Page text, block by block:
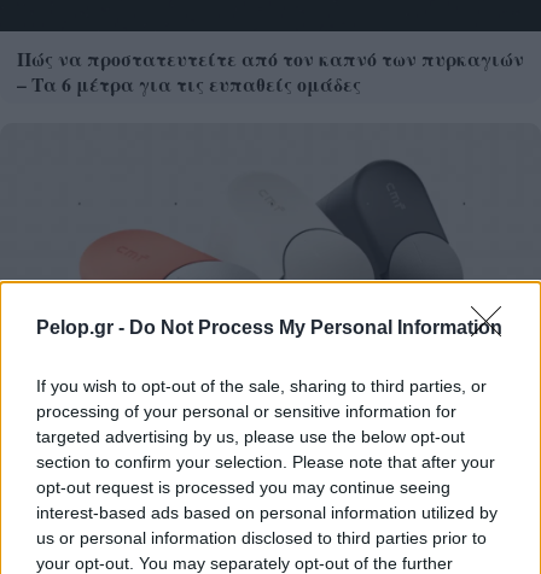
Pelop.gr - Do Not Process My Personal Information
If you wish to opt-out of the sale, sharing to third parties, or
processing of your personal or sensitive information for
targeted advertising by us, please use the below opt-out
section to confirm your selection. Please note that after your
opt-out request is processed you may continue seeing
interest-based ads based on personal information utilized by
us or personal information disclosed to third parties prior to
your opt-out. You may separately opt-out of the further
Πώς να προστατευτείτε από τον καπνό των πυρκαγιών
– Τα 6 μέτρα για τις ευπαθείς ομάδες
CMF Clip Pro: Τα open-ear earbuds της Nothing με θήκη
Smart Dial